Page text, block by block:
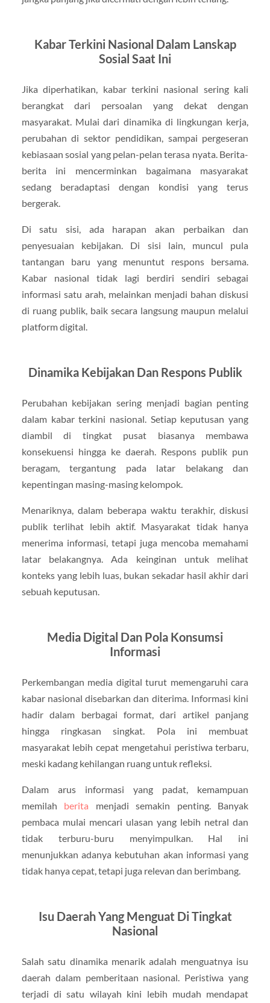
Kabar Terkini Nasional Dalam Lanskap
Sosial Saat Ini
Jika diperhatikan, kabar terkini nasional sering kali
berangkat dari persoalan yang dekat dengan
masyarakat. Mulai dari dinamika di lingkungan kerja,
perubahan di sektor pendidikan, sampai pergeseran
kebiasaan sosial yang pelan-pelan terasa nyata. Berita-
berita ini mencerminkan bagaimana masyarakat
sedang beradaptasi dengan kondisi yang terus
bergerak.
Di satu sisi, ada harapan akan perbaikan dan
penyesuaian kebijakan. Di sisi lain, muncul pula
tantangan baru yang menuntut respons bersama.
Kabar nasional tidak lagi berdiri sendiri sebagai
informasi satu arah, melainkan menjadi bahan diskusi
di ruang publik, baik secara langsung maupun melalui
platform digital.
Dinamika Kebijakan Dan Respons Publik
Perubahan kebijakan sering menjadi bagian penting
dalam kabar terkini nasional. Setiap keputusan yang
diambil di tingkat pusat biasanya membawa
konsekuensi hingga ke daerah. Respons publik pun
beragam, tergantung pada latar belakang dan
kepentingan masing-masing kelompok.
Menariknya, dalam beberapa waktu terakhir, diskusi
publik terlihat lebih aktif. Masyarakat tidak hanya
menerima informasi, tetapi juga mencoba memahami
latar belakangnya. Ada keinginan untuk melihat
konteks yang lebih luas, bukan sekadar hasil akhir dari
sebuah keputusan.
Media Digital Dan Pola Konsumsi
Informasi
Perkembangan media digital turut memengaruhi cara
kabar nasional disebarkan dan diterima. Informasi kini
hadir dalam berbagai format, dari artikel panjang
hingga ringkasan singkat. Pola ini membuat
masyarakat lebih cepat mengetahui peristiwa terbaru,
meski kadang kehilangan ruang untuk refleksi.
Dalam arus informasi yang padat, kemampuan
memilah berita menjadi semakin penting. Banyak
pembaca mulai mencari ulasan yang lebih netral dan
tidak terburu-buru menyimpulkan. Hal ini
menunjukkan adanya kebutuhan akan informasi yang
tidak hanya cepat, tetapi juga relevan dan berimbang.
Isu Daerah Yang Menguat Di Tingkat
Nasional
Salah satu dinamika menarik adalah menguatnya isu
daerah dalam pemberitaan nasional. Peristiwa yang
terjadi di satu wilayah kini lebih mudah mendapat